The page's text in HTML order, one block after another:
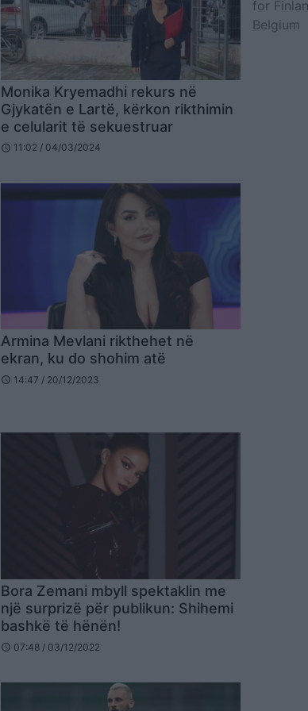
Monika Kryemadhi rekurs në
Gjykatën e Lartë, kërkon rikthimin
e celularit të sekuestruar
schedule 11:02 / 04/03/2024
Armina Mevlani rikthehet në
ekran, ku do shohim atë
schedule 14:47 / 20/12/2023
Bora Zemani mbyll spektaklin me
një surprizë për publikun: Shihemi
bashkë të hënën!
schedule 07:48 / 03/12/2022
for
Belgium